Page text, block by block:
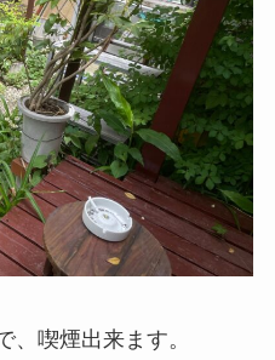
、喫煙出来ます。